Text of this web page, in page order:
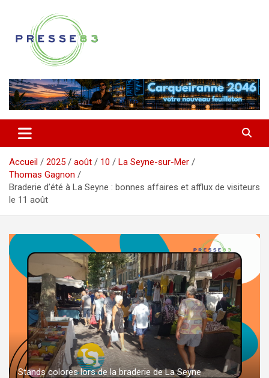
contenu
Presse 83
Accueil 2025 août 10
La Seyne-sur-Mer
Thomas Gagnon
Braderie d’été à La Seyne : bonnes affaires et afflux de visiteurs
le 11 août
Stands colores lors de la braderie de La Seyne